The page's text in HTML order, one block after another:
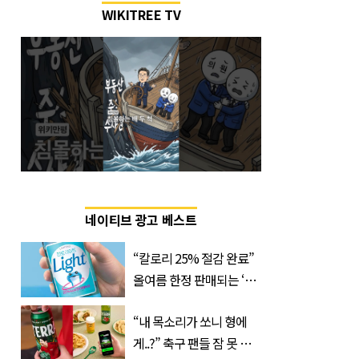
WIKITREE TV
네이티브 광고 베스트
“칼로리 25% 절감 완료”
올여름 한정 판매되는 ‘최
“내 목소리가 쏘니 형에
게..?” 축구 팬들 잠 못 들